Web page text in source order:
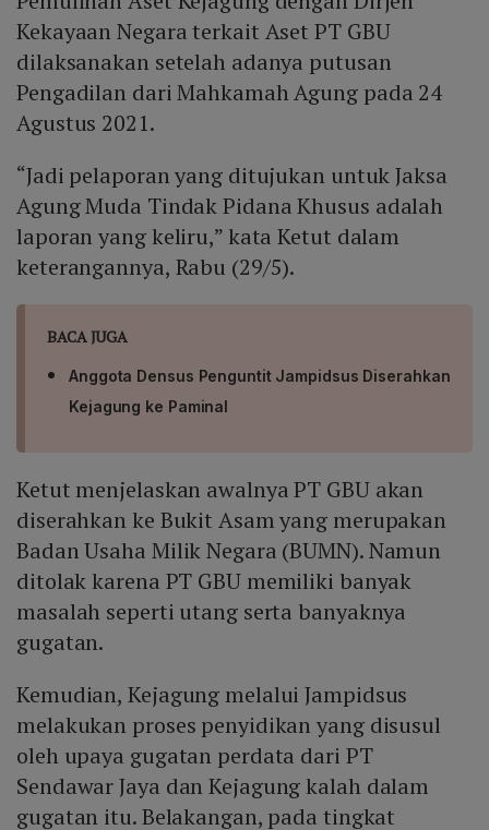
Kekayaan Negara terkait Aset PT GBU
dilaksanakan setelah adanya putusan
Pengadilan dari Mahkamah Agung pada 24
Agustus 2021.
“Jadi pelaporan yang ditujukan untuk Jaksa
Agung Muda Tindak Pidana Khusus adalah
laporan yang keliru,” kata Ketut dalam
keterangannya, Rabu (29/5).
BACA JUGA
Anggota Densus Penguntit Jampidsus Diserahkan
Kejagung ke Paminal
Ketut menjelaskan awalnya PT GBU akan
diserahkan ke Bukit Asam yang merupakan
Badan Usaha Milik Negara (BUMN). Namun
ditolak karena PT GBU memiliki banyak
masalah seperti utang serta banyaknya
gugatan.
Kemudian, Kejagung melalui Jampidsus
melakukan proses penyidikan yang disusul
oleh upaya gugatan perdata dari PT
Sendawar Jaya dan Kejagung kalah dalam
gugatan itu. Belakangan, pada tingkat